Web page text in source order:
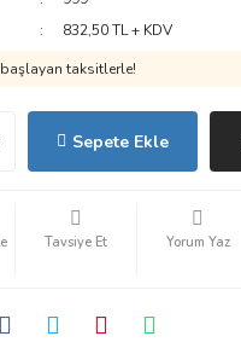
832,50 TL + KDV
taksitlerle!
Sepete Ekle
Tavsiye Et Yorum Yaz